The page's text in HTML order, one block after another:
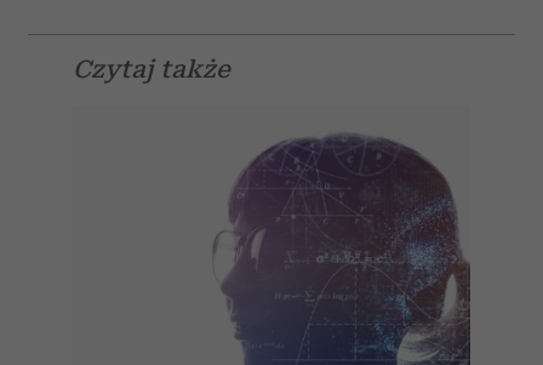
Czytaj także